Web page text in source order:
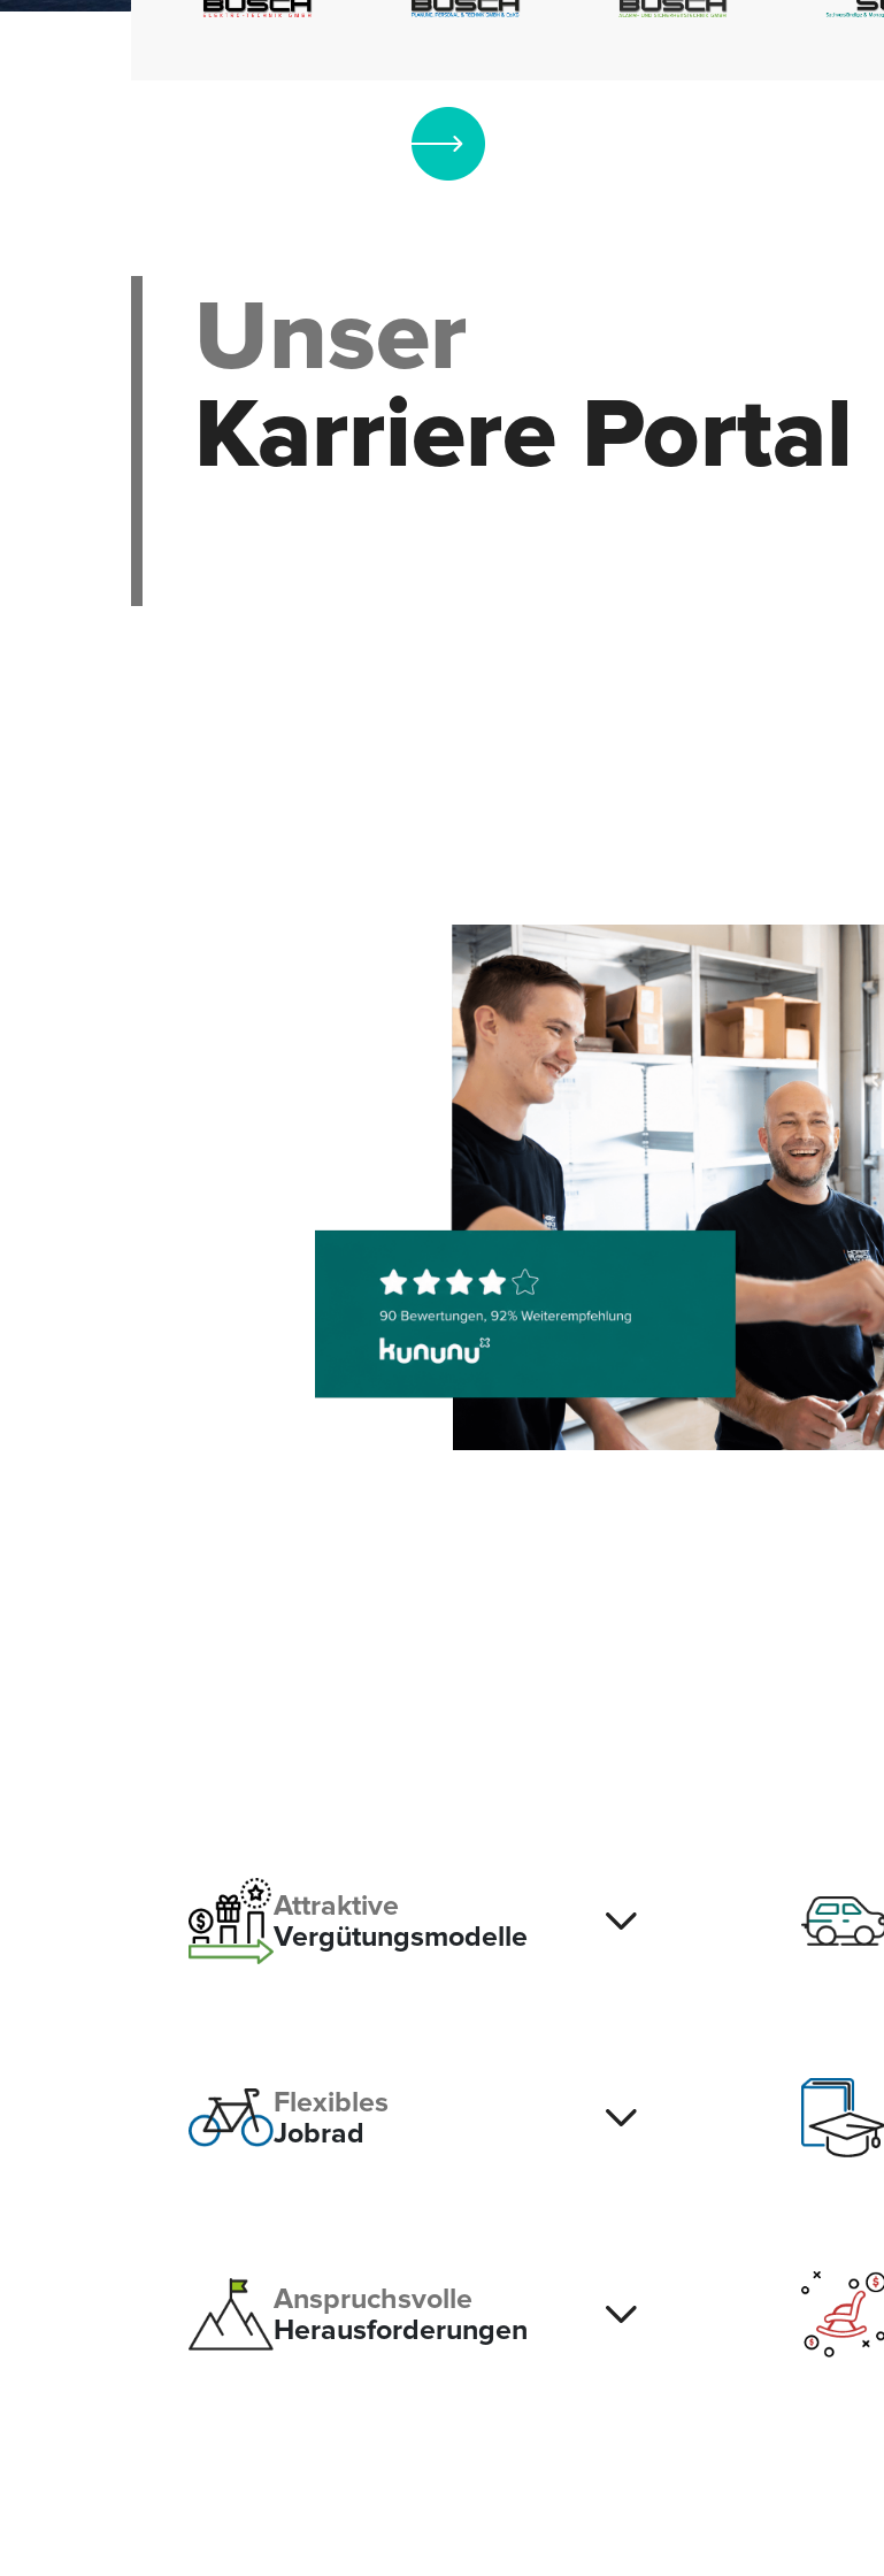
Unser
Karriere Portal
Attraktive
Vergütungsmodelle
Flexibles
Jobrad
Anspruchsvolle
Herausforderungen